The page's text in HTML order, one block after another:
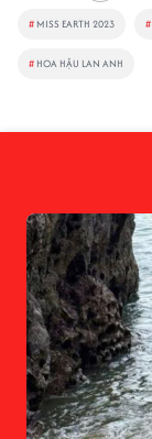
# MISS EARTH 2023 #
# HOA HẬU LAN ANH